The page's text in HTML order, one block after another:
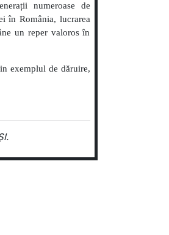
numeroase de
în România, lucrarea
un reper valoros în
exemplul de dăruire,